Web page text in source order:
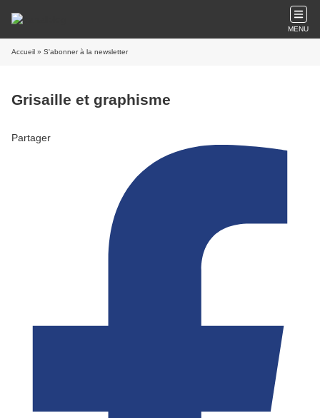
MENU
Accueil » S'abonner à la newsletter
Grisaille et graphisme
Partager